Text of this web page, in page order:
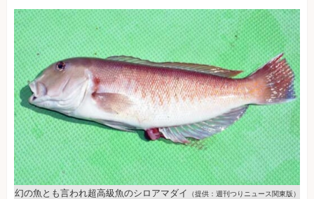
幻の魚とも言われ超高級魚のシロアマダイ （提供：週刊つりニュース関東版）